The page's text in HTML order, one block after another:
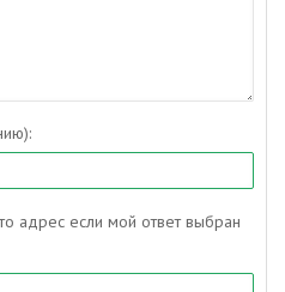
адрес если мой ответ выбран